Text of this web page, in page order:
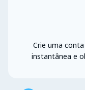
Crie uma
instantânea e